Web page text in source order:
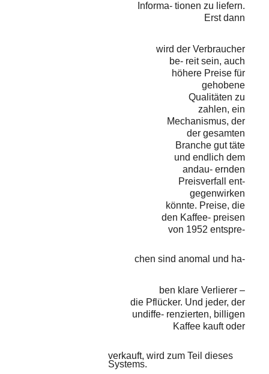
Informa- tionen zu liefern.
Erst dann
wird der Verbraucher
be- reit sein, auch
höhere Preise für
gehobene
Qualitäten zu
zahlen, ein
Mechanismus, der
der gesamten
Branche gut täte
und endlich dem
andau- ernden
Preisverfall ent-
gegenwirken
könnte. Preise, die
den Kaffee- preisen
von 1952 entspre-
chen sind anomal und ha-
ben klare Verlierer –
die Pflücker. Und jeder, der
undiffe- renzierten, billigen
Kaffee kauft oder
verkauft, wird zum Teil dieses
Systems.